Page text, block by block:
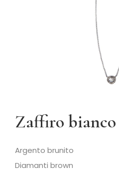
Zaffiro bianco
Argento brunito
Diamanti brown